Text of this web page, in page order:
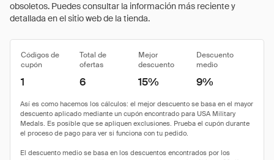
obsoletos. Puedes consultar la información más reciente y
detallada en el sitio web de la tienda.
Códigos de
cupón
Total de
ofertas
Mejor
descuento
Descuento
medio
1 6 15% 9%